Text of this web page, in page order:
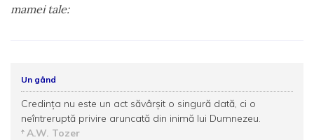
mamei tale:
Un gând
Credinţa nu este un act săvârşit o singură dată, ci o
neîntreruptă privire aruncată din inimă lui Dumnezeu.
A.W. Tozer